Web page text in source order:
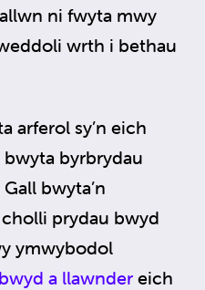
ni fwyta mwy
wrth i bethau
arferol sy’n eich
byrbrydau
bwyta’n
prydau bwyd
ymwybodol
a llawnder eich